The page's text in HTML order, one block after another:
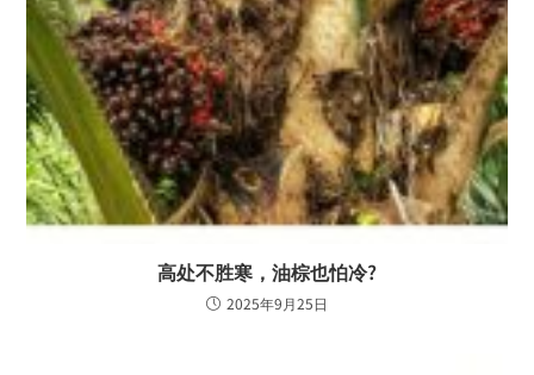
高处不胜寒，油棕也怕冷?
2025年9月25日